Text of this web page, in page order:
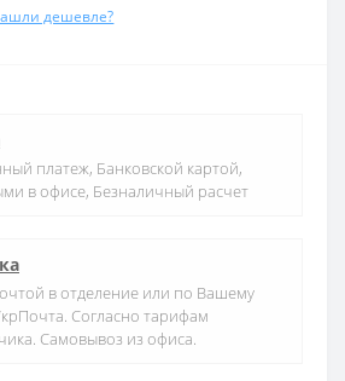
дешевле?
платеж, Банковской картой,
в офисе, Безналичный расчет
в отделение или по Вашему
Согласно тарифам
Самовывоз из офиса.